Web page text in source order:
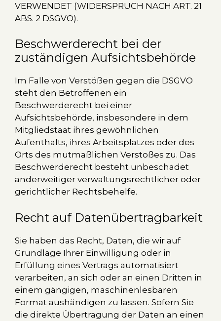
VERWENDET (WIDERSPRUCH NACH ART. 21
ABS. 2 DSGVO).
Beschwerde­recht bei der
zuständigen Aufsichts­behörde
Im Falle von Verstößen gegen die DSGVO
steht den Betroffenen ein
Beschwerderecht bei einer
Aufsichtsbehörde, insbesondere in dem
Mitgliedstaat ihres gewöhnlichen
Aufenthalts, ihres Arbeitsplatzes oder des
Orts des mutmaßlichen Verstoßes zu. Das
Beschwerderecht besteht unbeschadet
anderweitiger verwaltungsrechtlicher oder
gerichtlicher Rechtsbehelfe.
Recht auf Daten­übertrag­barkeit
Sie haben das Recht, Daten, die wir auf
Grundlage Ihrer Einwilligung oder in
Erfüllung eines Vertrags automatisiert
verarbeiten, an sich oder an einen Dritten in
einem gängigen, maschinenlesbaren
Format aushändigen zu lassen. Sofern Sie
die direkte Übertragung der Daten an einen